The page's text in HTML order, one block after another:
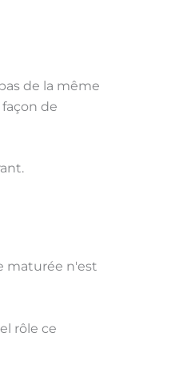
de la même
de
maturée n'est
rôle ce